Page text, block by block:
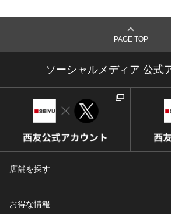
PAGE TOP
ソーシャルメディア 公式
店舗を探す
お得な情報